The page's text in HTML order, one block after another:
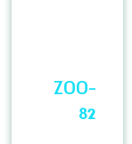
ZOO-
82